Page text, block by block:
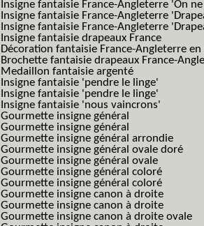
Insigne fantaisie France-Angleterre 'On
Insigne fantaisie France-Angleterre
Insigne fantaisie France-Angleterre
Insigne fantaisie drapeaux France
Décoration fantaisie France-Angleterre en
Brochette fantaisie drapeaux France-
Medaillon fantaisie argenté
Insigne fantaisie 'pendre le linge'
Insigne fantaisie 'pendre le linge'
Insigne fantaisie 'nous vaincrons'
Gourmette insigne général
Gourmette insigne général
Gourmette insigne général arrondie
Gourmette insigne général ovale doré
Gourmette insigne général ovale
Gourmette insigne général coloré
Gourmette insigne général coloré
Gourmette insigne canon à droite
Gourmette insigne canon à droite
Gourmette insigne canon à droite ovale